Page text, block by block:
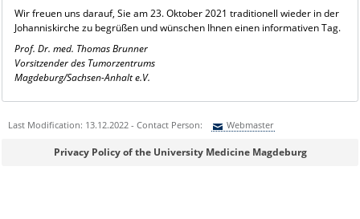
Wir freuen uns darauf, Sie am 23. Oktober 2021 traditionell wieder in der
Johanniskirche zu begrüßen und wünschen Ihnen einen informativen Tag.
Prof. Dr. med. Thomas Brunner
Vorsitzender des Tumorzentrums
Magdeburg/Sachsen-Anhalt e.V.
Last Modification: 13.12.2022 - Contact Person: Webmaster
Sie können eine Nachricht versenden an:Webmaster
Privacy Policy of the University Medicine Magdeburg